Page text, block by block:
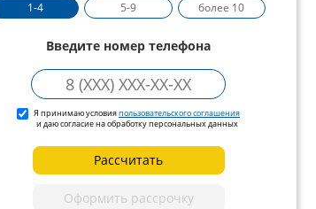
1-4 5-9 более 10
Введите номер телефона
Я принимаю условияпользовательского соглашения
и даю согласие на обработку персональных данных
Рассчитать
Оформить рассрочку